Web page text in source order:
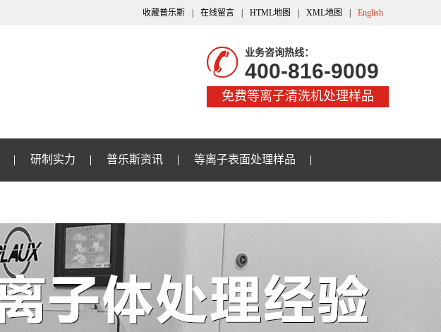
收藏普乐斯 在线留言 HTML地图 XML地图 English
业务咨询热线：
400-816-9009
免费等离子清洗机处理样品
研制实力 普乐斯资讯 等离子表面处理样品